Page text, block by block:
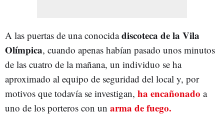
A las puertas de una conocidadiscoteca de la Vila
Olímpica, cuando apenas habían pasado unos minutos
de las cuatro de la mañana, un individuo se ha
aproximado al equipo de seguridad del local y, por
motivos que todavía se investigan, ha encañonado a
uno de los porteros con un arma de fuego.